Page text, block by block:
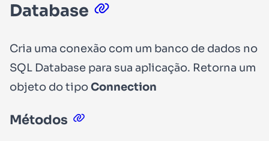
Database
Cria uma conexão com um banco de dados no
SQL Database para sua aplicação. Retorna um
objeto do tipoConnection
Métodos